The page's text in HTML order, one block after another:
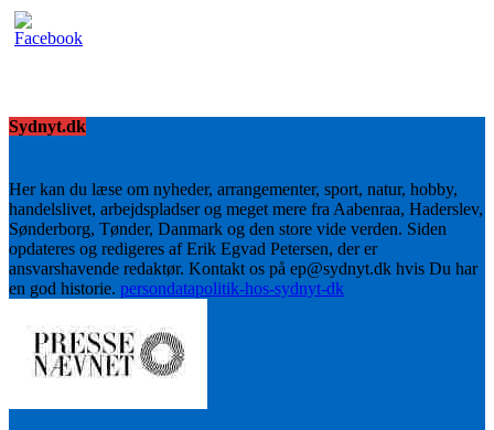
Sydnyt.dk
Her kan du læse om nyheder, arrangementer, sport, natur, hobby,
handelslivet, arbejdspladser og meget mere fra Aabenraa, Haderslev,
Sønderborg, Tønder, Danmark og den store vide verden. Siden
opdateres og redigeres af Erik Egvad Petersen, der er
ansvarshavende redaktør. Kontakt os på ep@sydnyt.dk hvis Du har
en god historie. persondatapolitik-hos-sydnyt-dk